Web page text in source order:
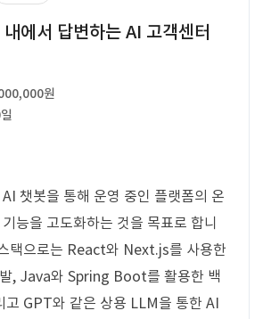
에서 답변하는 AI 고객센터
원
챗봇을 통해 운영 중인 플랫폼의 온
능을 고도화하는 것을 목표로 합니
택으로는 React와 Next.js를 사용한
, Java와 Spring Boot를 활용한 백
고 GPT와 같은 상용 LLM을 통한 AI